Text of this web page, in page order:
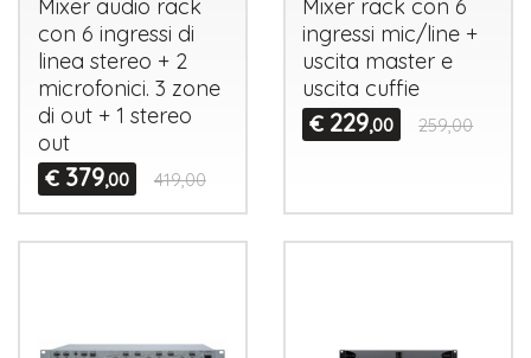
Mixer audio rack
con 6 ingressi di
linea stereo + 2
microfonici. 3 zone
di out + 1 stereo
out
€ 379,00 419,00
Mixer rack con 6
ingressi mic/line +
uscita master e
uscita cuffie
€ 229,00 259,00